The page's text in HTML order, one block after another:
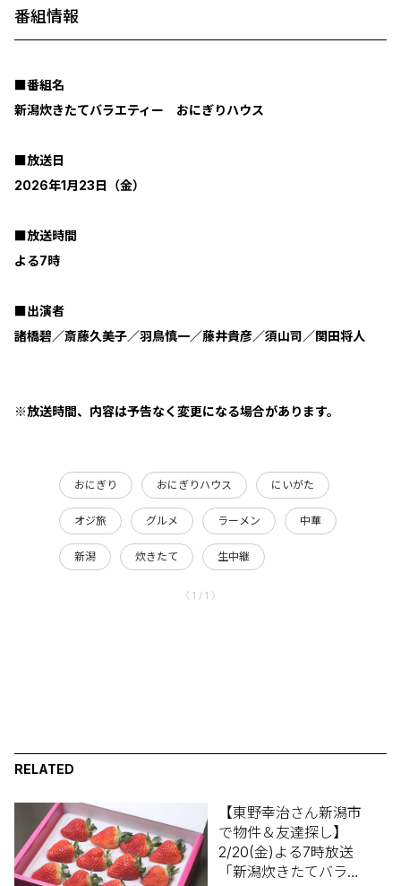
番組情報
■番組名
新潟炊きたてバラエティー おにぎりハウス
■放送日
2026年1月23日（金）
■放送時間
よる7時
■出演者
諸橋碧／斎藤久美子／羽鳥慎一／藤井貴彦／須山司／関田将人
※放送時間、内容は予告なく変更になる場合があります。
おにぎり おにぎりハウス にいがた
オジ旅 グルメ ラーメン 中華
新潟 炊きたて 生中継
〈 1 / 1 〉
RELATED
【東野幸治さん新潟市
で物件＆友達探し】
2/20(金)よる7時放送
「新潟炊きたてバラエ